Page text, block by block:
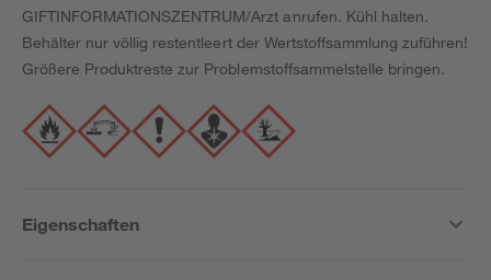
GIFTINFORMATIONSZENTRUM/Arzt anrufen. Kühl halten.
Behälter nur völlig restentleert der Wertstoffsammlung zuführen!
Größere Produktreste zur Problemstoffsammelstelle bringen.
Eigenschaften